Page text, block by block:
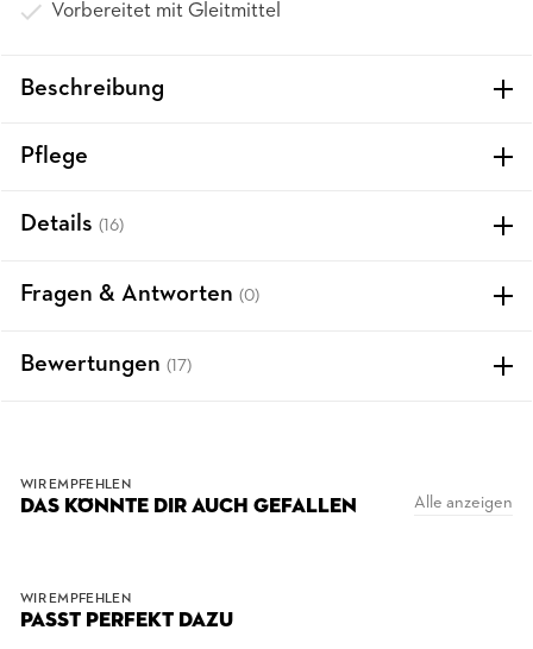
Vorbereitet mit Gleitmittel
Beschreibung
Pflege
Details (16)
Fragen & Antworten (0)
Bewertungen (17)
WIR EMPFEHLEN
DAS KÖNNTE DIR AUCH GEFALLEN Alle anzeigen
WIR EMPFEHLEN
PASST PERFEKT DAZU